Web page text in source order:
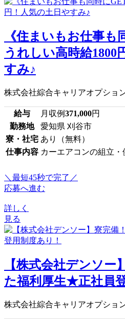
《住まいもお仕事も
うれしい高時給1800
すみ♪
株式会社綜合キャリアオプショ
給与 月収例371,000円
勤務地
愛知県 刈谷市
寮・社宅 あり（無料）
仕事内容 カーエアコンの組立・
＼最短45秒で完了／
応募へ進む
詳しく
見る
【株式会社デンソー
た福利厚生★正社員
株式会社綜合キャリアオプショ